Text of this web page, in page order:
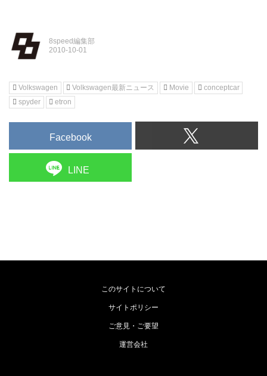
8speed編集部
Volkswagen Volkswagen最新ニュース Movie
conceptcar
spyder
etron
Facebook
LINE
このサイトについて
サイトポリシー
ご意見・ご要望
運営会社